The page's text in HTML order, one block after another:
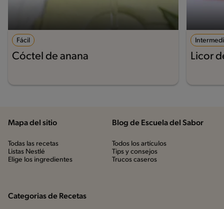
Fácil
Cóctel de anana Licor
Mapa del sitio
Todas las recetas
Listas Nestlé
Elige los ingredientes
Blog de Escuela del Sabor
Todos los artículos
Tips y consejos
Trucos caseros
Categorias de Recetas